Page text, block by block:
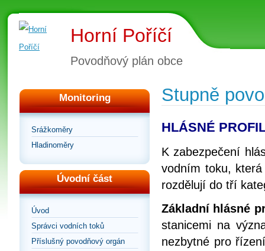
Horní Poříčí
Povodňový plán obce
Monitoring
Srážkoměry
Hladinoměry
Úvodní část
Úvod
Správci vodních toků
Příslušný povodňový orgán
Stupně
HLÁSNÉ
K zabezpečení
vodním toku,
rozdělují do tří
Základní hlásné
stanicemi na
nezbytné pro